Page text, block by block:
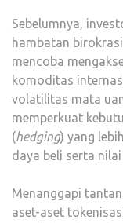
Sebelumnya,
hambatan
mencoba
komoditas
volatilitas mata
memperkuat
(hedging) yang
daya beli serta
Menanggapi
aset-aset